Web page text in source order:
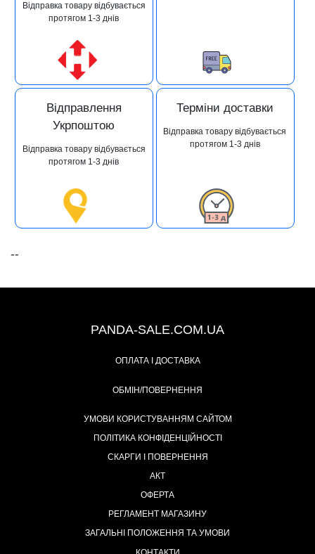
Відправка товару відбувається
протягом 1-3 днів
Відправлення
Укрпоштою
Відправка товару відбувається
протягом 1-3 днів
Терміни доставки
Відправка товару відбувається
протягом 1-3 днів
--
PANDA-SALE.COM.UA
ОПЛАТА І ДОСТАВКА
ОБМІН/ПОВЕРНЕННЯ
УМОВИ КОРИСТУВАННЯМ САЙТОМ
ПОЛІТИКА КОНФІДЕНЦІЙНОСТІ
СКАРГИ І ПОВЕРНЕННЯ
АКТ
ОФЕРТА
РЕГЛАМЕНТ МАГАЗИНУ
ЗАГАЛЬНІ ПОЛОЖЕННЯ ТА УМОВИ